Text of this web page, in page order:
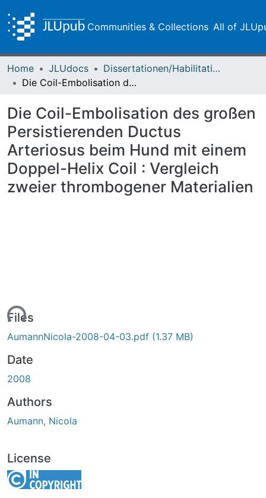
Communities & Collections All of
Home JLUdocs
Dissertationen/Habilitationen
Die Coil-Embolisation des großen Persistierenden Ductus Arteriosus beim Hund mit einem Doppel-Helix Coil : Vergleich zweier thrombogener Materialien
Die Coil-Embolisation des großen
Persistierenden Ductus
Arteriosus beim Hund mit einem
Doppel-Helix Coil : Vergleich
zweier thrombogener Materialien
Files
AumannNicola-2008-04-03.pdf (1.37 MB)
Date
2008
Authors
Aumann, Nicola
License